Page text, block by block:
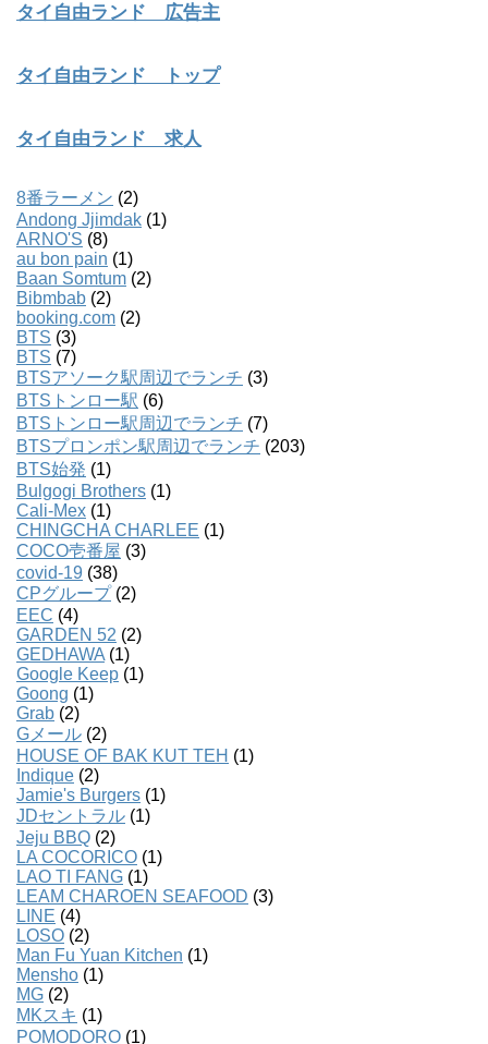
タイ自由ランド 広告主
タイ自由ランド トップ
タイ自由ランド 求人
8番ラーメン (2)
Andong Jjimdak (1)
ARNO'S (8)
au bon pain (1)
Baan Somtum (2)
Bibmbab (2)
booking.com (2)
BTS (3)
BTS (7)
BTSアソーク駅周辺でランチ (3)
BTSトンロー駅 (6)
BTSトンロー駅周辺でランチ (7)
BTSプロンポン駅周辺でランチ (203)
BTS始発 (1)
Bulgogi Brothers (1)
Cali-Mex (1)
CHINGCHA CHARLEE (1)
COCO壱番屋 (3)
covid-19 (38)
CPグループ(2)
EEC (4)
GARDEN 52 (2)
GEDHAWA (1)
Google Keep (1)
Goong (1)
Grab (2)
Gメール (2)
HOUSE OF BAK KUT TEH (1)
Indique (2)
Jamie's Burgers (1)
JDセントラル (1)
Jeju BBQ (2)
LA COCORICO (1)
LAO TI FANG (1)
LEAM CHAROEN SEAFOOD (3)
LINE (4)
LOSO (2)
Man Fu Yuan Kitchen (1)
Mensho (1)
MG (2)
MKスキ (1)
POMODORO (1)